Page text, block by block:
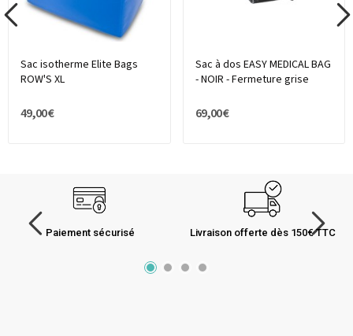
Sac isotherme Elite Bags
ROW'S XL
49,00 €
Sac à dos EASY MEDICAL BAG
- NOIR - Fermeture grise
69,00 €
Paiement sécurisé Livraison offerte dès 150€ TTC